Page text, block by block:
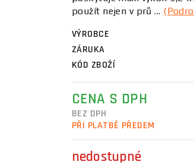
použít nejen v prů ...
VÝROBCE
ZÁRUKA
KÓD ZBOŽÍ
CENA S DPH
BEZ DPH
PŘI PLATBĚ PŘEDEM
nedostupné